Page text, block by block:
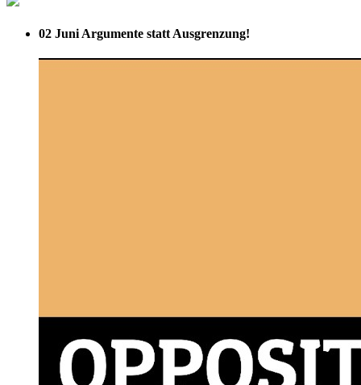
02 Juni Argumente statt Ausgrenzung!